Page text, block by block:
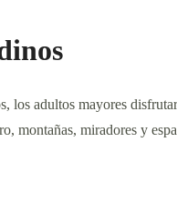
los adultos mayores
montañas, miradores y